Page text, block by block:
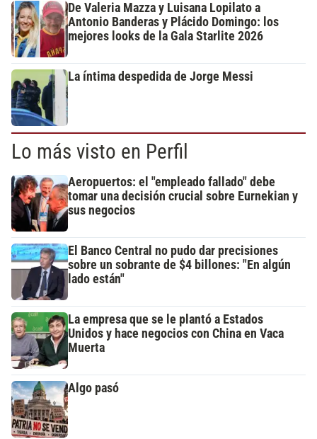
De Valeria Mazza y Luisana Lopilato a
Antonio Banderas y Plácido Domingo: los
mejores looks de la Gala Starlite 2026
La íntima despedida de Jorge Messi
Lo más visto en Perfil
Aeropuertos: el "empleado fallado" debe
tomar una decisión crucial sobre Eurnekian y
sus negocios
El Banco Central no pudo dar precisiones
sobre un sobrante de $4 billones: "En algún
lado están"
La empresa que se le plantó a Estados
Unidos y hace negocios con China en Vaca
Muerta
Algo pasó